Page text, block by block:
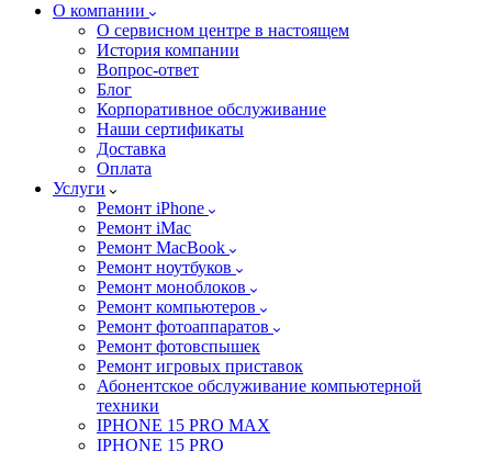
О компании
О сервисном центре в настоящем
История компании
Вопрос-ответ
Блог
Корпоративное обслуживание
Наши сертификаты
Доставка
Оплата
Услуги
Ремонт iPhone
Ремонт iMac
Ремонт MacBook
Ремонт ноутбуков
Ремонт моноблоков
Ремонт компьютеров
Ремонт фотоаппаратов
Ремонт фотовспышек
Ремонт игровых приставок
Абонентское обслуживание компьютерной
техники
IPHONE 15 PRO MAX
IPHONE 15 PRO